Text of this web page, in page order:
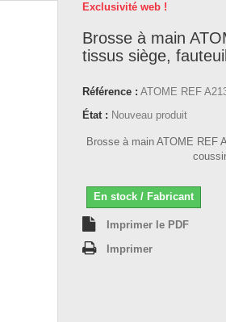
Exclusivité web !
Brosse à main
tissus siège,
Référence : ATOME REF
État : Nouveau produit
Brosse à main ATOME REF
En stock / Fabricant
Imprimer le PDF
Imprimer